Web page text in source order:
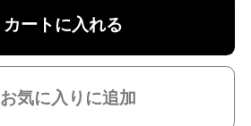
カートに入れる
お気に入りに追加